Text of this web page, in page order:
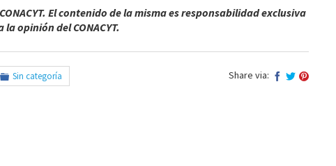
El contenido de la misma es responsabilidad exclusiva
opinión del CONACYT.
Sin categoría Share via: